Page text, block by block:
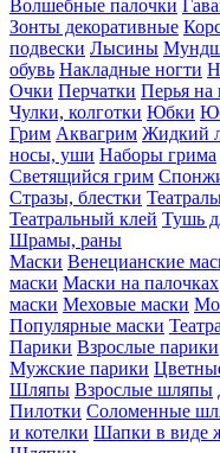
Волшебные палочки
Зонты декоративные
подвески Лысины
обувь Накладные ногти
Очки Перчатки Перья на
Чулки, колготки Юбки
Грим Аквагрим Жидкий
носы, уши Наборы грима
Светящийся грим
Стразы, блестки
Театральный клей Тушь
Шрамы, раны
Маски Венецианские
маски Маски на палочках
маски Меховые маски
Популярные маски
Парики Взрослые парики
Мужские парики
Шляпы Взрослые шляпы
Пилотки Соломенные
и котелки Шапки в виде